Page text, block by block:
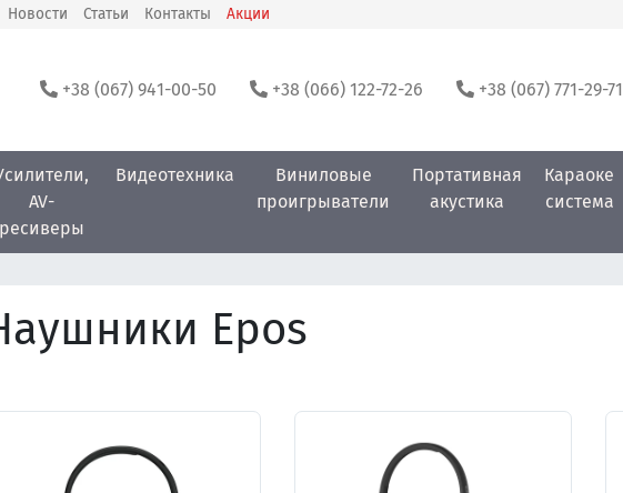
Новости Статьи Контакты Акции
+38 (067) 941-00-50 +38 (066) 122-72-26 +38 (067) 771-29-71
AV-
ресиверы
Видеотехника
Виниловые
проигрыватели
Портативная
акустика
Караоке
система
Epos